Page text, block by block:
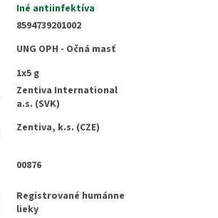
Iné antiinfektíva
8594739201002
UNG OPH - Očná masť
1x5 g
Zentiva International
a.s. (SVK)
Zentiva, k.s. (CZE)
00876
Registrované humánne
lieky